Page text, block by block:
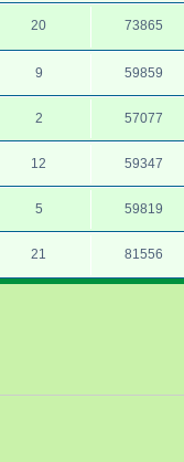
20 73865
9 59859
2 57077
12 59347
5 59819
21 81556